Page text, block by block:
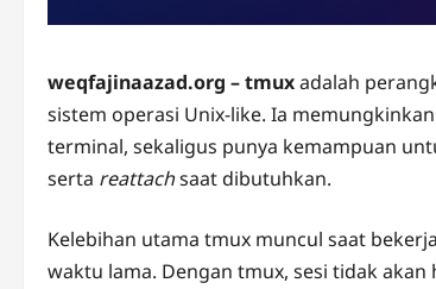
weqfajinaazad.org – tmuxadalah
sistem operasi Unix-like. Ia
terminal, sekaligus punya kemampuan
serta reattachsaat dibutuhkan.
Kelebihan utama tmux muncul saat
waktu lama. Dengan tmux, sesi tidak